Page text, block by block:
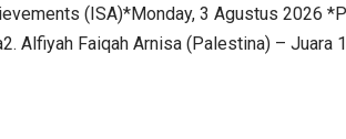
(ISA)*Monday, 3 Agustus 2026
Alfiyah Faiqah Arnisa (Palestina) – Juara